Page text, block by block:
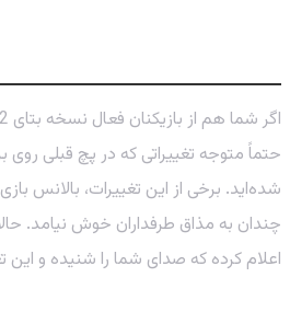
حتماً متوجه تغییراتی که در پچ قبلی
شده‌اید. برخی از این تغییرات، بالانس
اعلام کرده که صدای شما را شنیده و این